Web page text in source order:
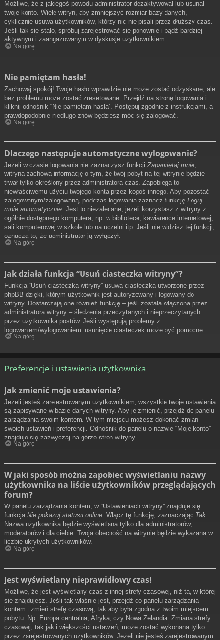
Możliwe, że z jakiegoś powodu administrator dezaktywował lub usunął
twoje konto. Wiele witryn, aby zmniejszyć rozmiar bazy danych,
cyklicznie usuwa użytkowników, którzy nic nie pisali przez dłuższy czas.
Jeśli tak się stało, spróbuj zarejestrować się ponownie i bądź bardziej
aktywnym i zaangażowanym w dyskusje użytkownikiem.
Na górę
Nie pamiętam hasła!
Zachowaj spokój! Twoje hasło wprawdzie nie może zostać odzyskane, ale
bez problemu może zostać zresetowane. Przejdź na stronę logowania i
kliknij odnośnik “Nie pamiętam hasła”. Postępuj zgodnie z instrukcjami, a
prawdopodobnie niedługo znów będziesz móc się zalogować.
Na górę
Dlaczego następuje automatyczne wylogowanie?
Jeżeli w czasie logowania nie zaznaczysz funkcji Zapamiętaj mnie,
witryna zachowa informację o tym, że twój pobyt na tej witrynie będzie
trwał tylko określony przez administratora czas. Zapobiega to
niewłaściwemu użyciu twojego konta przez kogoś innego. Aby pozostać
zalogowanym/zalogowaną, podczas logowania zaznacz funkcję Loguj
mnie automatycznie. Jest to niezalecane, jeżeli korzystasz z witryny z
ogólnie dostępnego komputera, np. w bibliotece, kawiarence internetowej,
sali komputerowej w szkole lub na uczelni itp. Jeśli nie widzisz tej funkcji,
oznacza to, że administrator ją wyłączył.
Na górę
Jak działa funkcja “Usuń ciasteczka witryny”?
Funkcja “Usuń ciasteczka witryny” usuwa ciasteczka utworzone przez
phpBB dzięki, którym użytkownik jest autoryzowany i logowany do
witryny. Dostarczają one również funkcję – jeśli została włączona przez
administratora witryny – śledzenia przeczytanych i nieprzeczytanych
przez użytkownika postów. Jeśli występują problemy z
logowaniem/wylogowaniem, usunięcie ciasteczek może być pomocne.
Na górę
Preferencje i ustawienia użytkownika
Jak zmienić moje ustawienia?
Jeżeli jesteś zarejestrowanym użytkownikiem, wszystkie twoje ustawienia
są zapisywane w bazie danych witryny. Aby je zmienić, przejdź do panelu
zarządzania swoim kontem. W tym miejscu możesz dokonać zmian
swoich ustawień i preferencji. Odnośnik do panelu o nazwie “Moje konto”
znajduje się zazwyczaj na górze stron witryny.
Na górę
W jaki sposób można zapobiec wyświetlaniu nazwy
użytkownika na liście użytkowników przeglądających
forum?
W panelu zarządzania kontem, w “Ustawieniach witryny” znajduje się
funkcja Nie pokazuj statusu online. Włącz tę funkcję, zaznaczając Tak.
Nazwa użytkownika będzie wyświetlana tylko dla administratorów,
moderatorów i dla ciebie. Twoja obecność na witrynie będzie wykazana w
liczbie ukrytych użytkowników.
Na górę
Jest wyświetlany nieprawidłowy czas!
Możliwe, że jest wyświetlany czas z innej strefy czasowej, niż ta, w której
się znajdujesz. Jeśli tak właśnie jest, przejdź do panelu zarządzania
kontem i zmień strefę czasową, tak aby była zgodna z twoim miejscem
pobytu. Np. Europa centralna, Afryka, czy Nowa Zelandia. Zmiana strefy
czasowej, tak jak i większości ustawień, może zostać wykonana tylko
przez zarejestrowanych użytkowników. Jeżeli nie jesteś zarejestrowanym